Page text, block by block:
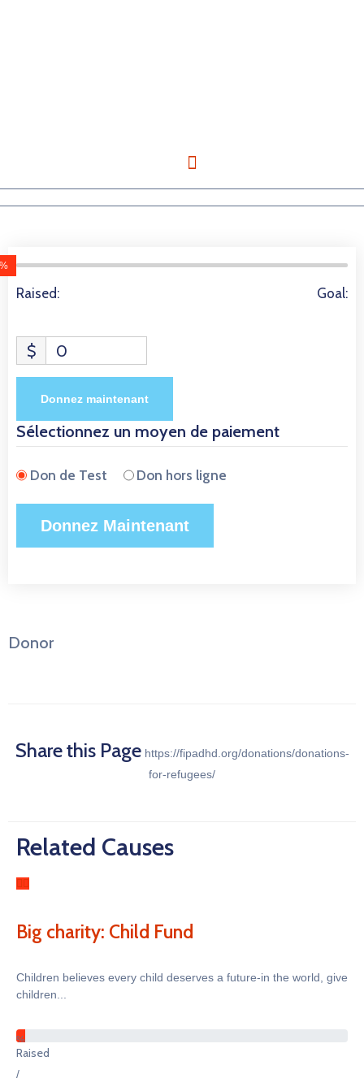
%
Raised: Goal:
$ 0
Donnez maintenant
Sélectionnez un moyen de paiement
Don de Test Don hors ligne
Donor
Share this Pagehttps://fipadhd.org/donations/donations-
for-refugees/
Related Causes
Big charity: Child Fund
Children believes every child deserves a future-in the world, give
children...
%
Raised
/